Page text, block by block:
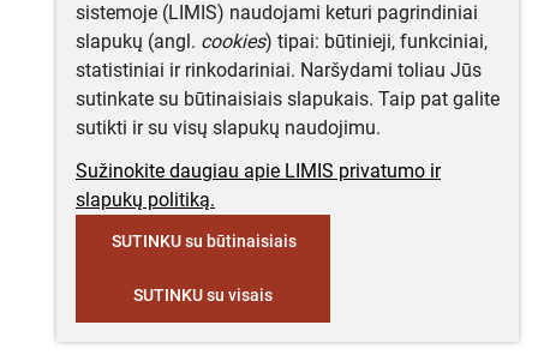
sistemoje (LIMIS) naudojami keturi pagrindiniai
slapukų (angl. cookies) tipai: būtinieji, funkciniai,
statistiniai ir rinkodariniai. Naršydami toliau Jūs
sutinkate su būtinaisiais slapukais. Taip pat galite
sutikti ir su visų slapukų naudojimu.
Sužinokite daugiau apie LIMIS privatumo ir
slapukų politiką.
SUTINKU su būtinaisiais
SUTINKU su visais